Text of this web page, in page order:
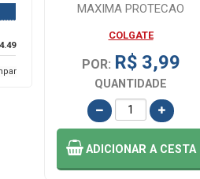
MAXIMA PROTECAO
COLGATE
POR: R$ 3,99
QUANTIDADE
ADICIONAR A CESTA